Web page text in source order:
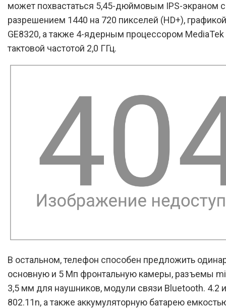
может похвастаться 5,45-дюймовым IPS-экраном с
разрешением 1440 на 720 пикселей (HD+),
GE8320, а также 4-ядерным процессором MediaTek
тактовой частотой 2,0 ГГц.
В остальном, телефон способен предложить
основную и 5 Мп фронтальную камеры, разъемы
3,5 мм для наушников, модули связи Bluetooth. 4.2
802.11n, а также аккумуляторную батарею